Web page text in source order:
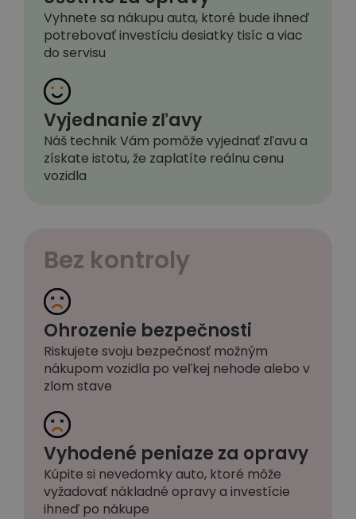
Vyhnete sa nákupu auta, ktoré bude ihneď
potrebovať investíciu desiatky tisíc a viac
do servisu
Vyjednanie zľavy
Náš technik Vám pomôže vyjednať zľavu a
získate istotu, že zaplatíte reálnu cenu
vozidla
Bez kontroly
Ohrozenie bezpečnosti
Riskujete svoju bezpečnosť možným
nákupom vozidla po veľkej nehode alebo v
zlom stave
Vyhodené peniaze za opravy
Kúpite si nevedomky auto, ktoré môže
vyžadovať nákladné opravy a investície
ihneď po nákupe